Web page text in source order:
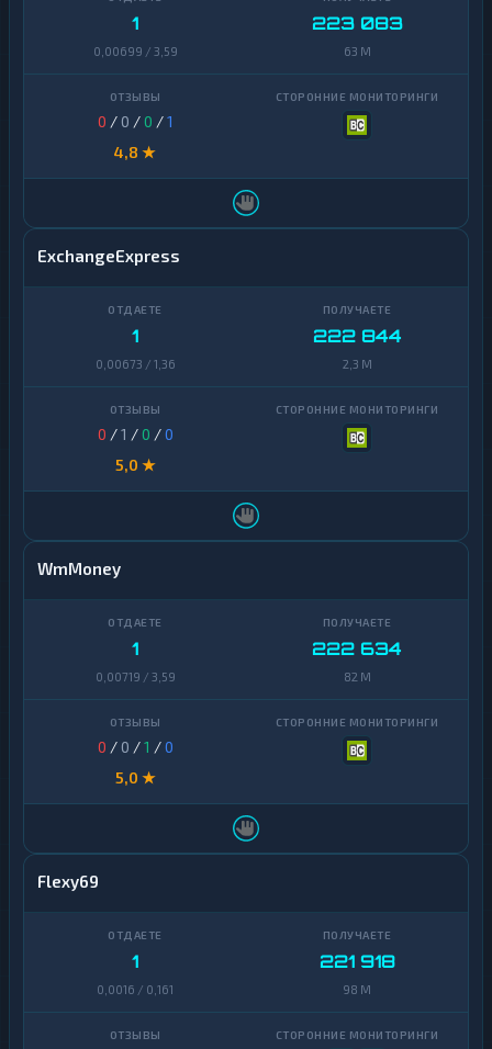
1
0,00699 / 3,59
223 083
63 M
0 / 0 /0 /1
4,8 ★
ExchangeExpress
1
0,00673 / 1,36
222 844
2,3 M
0 /1 /0 /0
5,0 ★
WmMoney
1
0,00719 / 3,59
222 634
82 M
0 / 0 /1 /0
5,0 ★
Flexy69
1
0,0016 / 0,161
221 918
98 M